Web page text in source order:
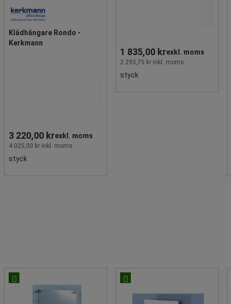
Klädhängare Rondo -
Kerkmann
3 220,00 krexkl. moms
4 025,00 kr inkl. moms
styck
1 835,00 krexkl. moms
2 293,75 kr inkl. moms
styck